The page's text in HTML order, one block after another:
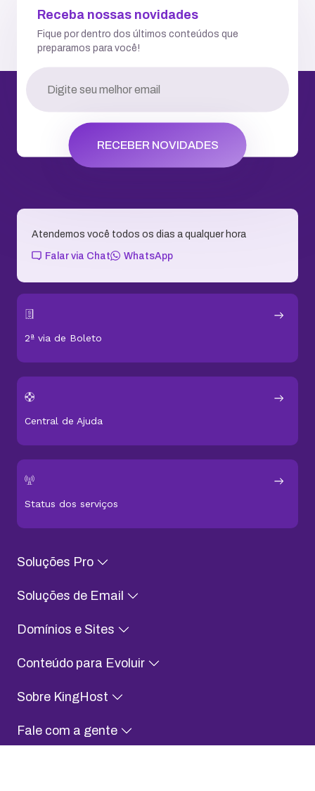
2ª via de Boleto
Central de Ajuda
Soluções de Email
Domínios e Sites
Conteúdo para Evoluir
Sobre KingHost
Assessoria de Imprensa
Aplicativo KingHost